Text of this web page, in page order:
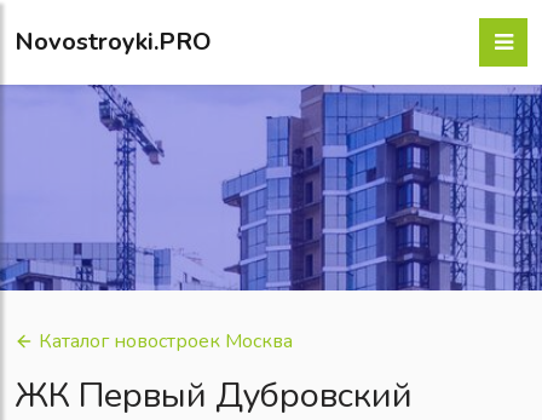
Novostroyki.PRO
Каталог новостроек Москва
ЖК Первый Дубровский